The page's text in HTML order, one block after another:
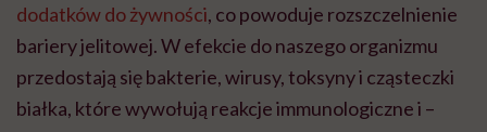
dodatków do żywności, co powoduje rozszczelnienie
bariery jelitowej. W efekcie do naszego organizmu
przedostają się bakterie, wirusy, toksyny i cząsteczki
białka, które wywołują reakcje immunologiczne i –